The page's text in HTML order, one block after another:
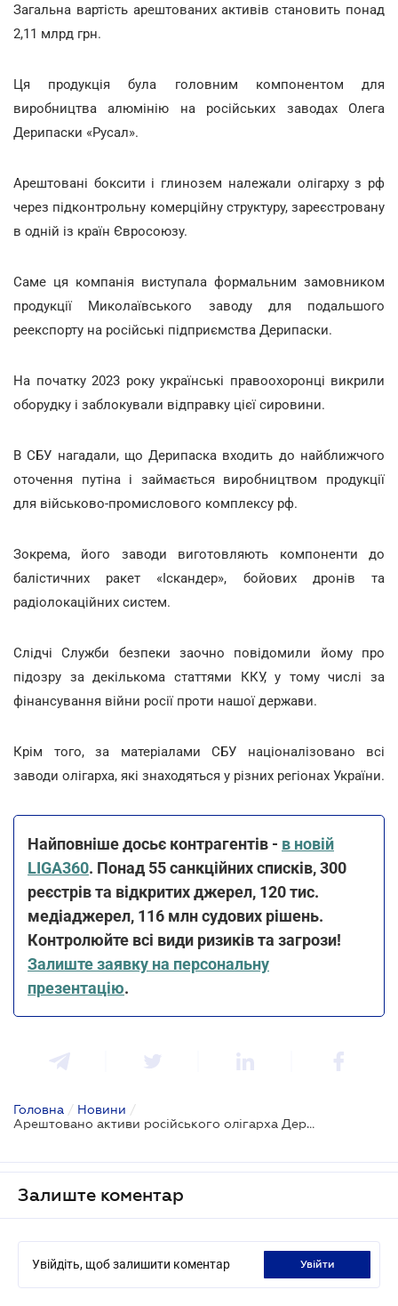
Загальна вартість арештованих активів становить понад
2,11 млрд грн.
Ця продукція була головним компонентом для
виробництва алюмінію на російських заводах Олега
Дерипаски «Русал».
Арештовані боксити і глинозем належали олігарху з рф
через підконтрольну комерційну структуру, зареєстровану
в одній із країн Євросоюзу.
Саме ця компанія виступала формальним замовником
продукції Миколаївського заводу для подальшого
реекспорту на російські підприємства Дерипаски.
На початку 2023 року українські правоохоронці викрили
оборудку і заблокували відправку цієї сировини.
В СБУ нагадали, що Дерипаска входить до найближчого
оточення путіна і займається виробництвом продукції
для військово-промислового комплексу рф.
Зокрема, його заводи виготовляють компоненти до
балістичних ракет «Іскандер», бойових дронів та
радіолокаційних систем.
Слідчі Служби безпеки заочно повідомили йому про
підозру за декількома статтями ККУ, у тому числі за
фінансування війни росії проти нашої держави.
Крім того, за матеріалами СБУ націоналізовано всі
заводи олігарха, які знаходяться у різних регіонах України.
Найповніше досьє контрагентів - в новій
LIGA360. Понад 55 санкційних списків, 300
реєстрів та відкритих джерел, 120 тис.
медіаджерел, 116 млн судових рішень.
Контролюйте всі види ризиків та загрози!
Залиште заявку на персональну
презентацію.
Головна / Новини /
Арештовано активи російського олігарха Дерипаски на 2,11 млрд грн - СБУ
Залиште коментар
Увійдіть, щоб залишити коментар увійти